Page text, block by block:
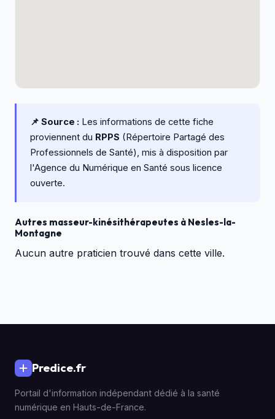
📌 Source : Les informations de cette fiche
proviennent du RPPS (Répertoire Partagé des
Professionnels de Santé), mis à disposition par
l'Agence du Numérique en Santé sous licence
ouverte.
Autres masseur-kinésithérapeutes à Nesles-la-
Montagne
Aucun autre praticien trouvé dans cette ville.
Predice.fr
Portail d'information indépendant dédié à la santé
numérique en Hauts-de-France.